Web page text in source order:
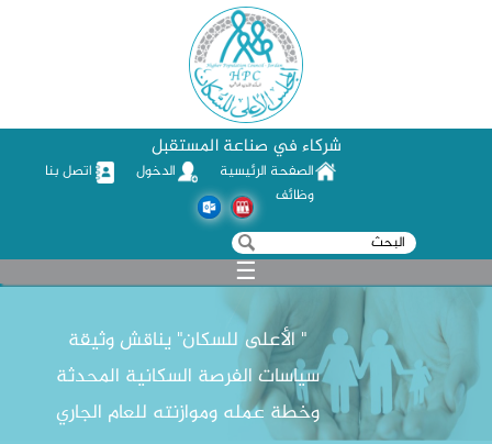
شركاء في صناعة المستقبل
الصفحة الرئيسية الدخول
اتصل بنا
وظائف
استمارة البحث
‏بحث ‏
☰
" الأعلى للسكان" يناقش وثيقة
سياسات الفرصة السكانية المحدثة
وخطة عمله وموازنته للعام الجاري